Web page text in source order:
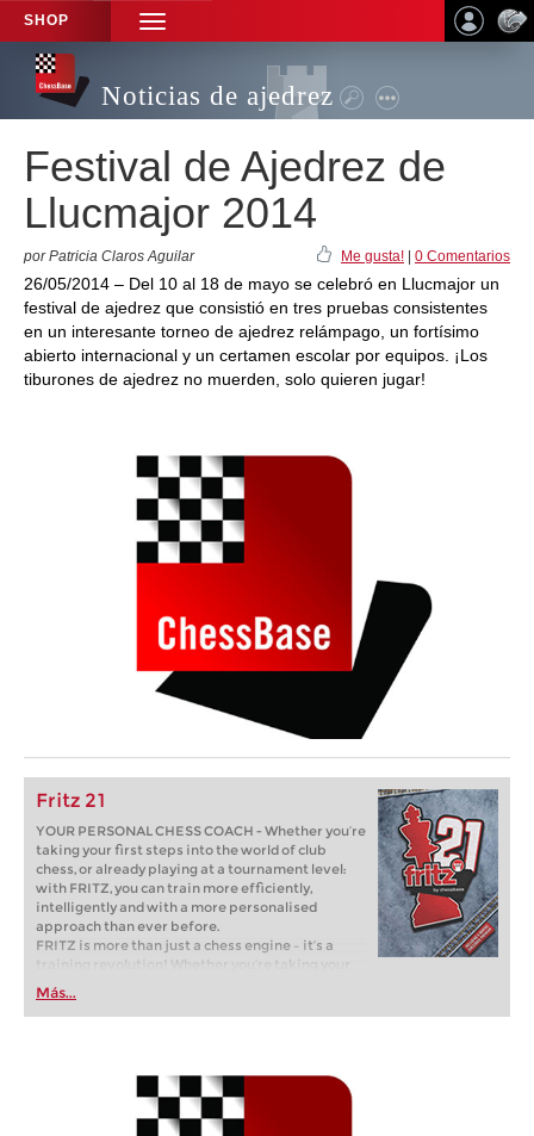
SHOP
TOGGLE
NAVIGATION
Noticias de ajedrez
Festival de Ajedrez de
Llucmajor 2014
por Patricia Claros Aguilar Me gusta! 0 Comentarios
26/05/2014 – Del 10 al 18 de mayo se celebró en Llucmajor un
festival de ajedrez que consistió en tres pruebas consistentes
en un interesante torneo de ajedrez relámpago, un fortísimo
abierto internacional y un certamen escolar por equipos. ¡Los
tiburones de ajedrez no muerden, solo quieren jugar!
Fritz 21
YOUR PERSONAL CHESS COACH - Whether you’re
taking your first steps into the world of club
chess, or already playing at a tournament level:
with FRITZ, you can train more efficiently,
intelligently and with a more personalised
approach than ever before.
FRITZ is more than just a chess engine – it’s a
training revolution! Whether you’re taking your
first steps into the world of club chess, or already
playing at a tournament level: with FRITZ, you can
train more efficiently, intelligently and with a
Más...